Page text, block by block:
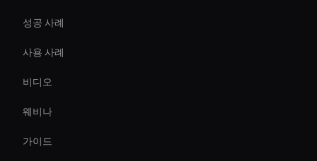
성공 사례
사용 사례
비디오
웨비나
가이드